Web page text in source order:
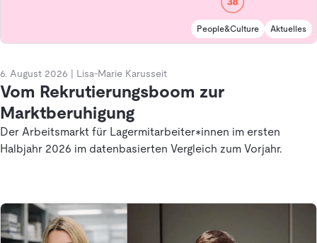
People&Culture Aktuelles
6. August 2026 Lisa-Marie Karusseit
Vom Rekrutierungsboom zur
Marktberuhigung
Der Arbeitsmarkt für Lagermitarbeiter*innen im ersten
Halbjahr 2026 im datenbasierten Vergleich zum Vorjahr.